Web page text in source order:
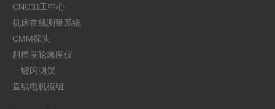
CNC加工中心
机床在线测量系统
CMM探头
粗糙度轮廓度仪
一键闪测仪
直线电机模组